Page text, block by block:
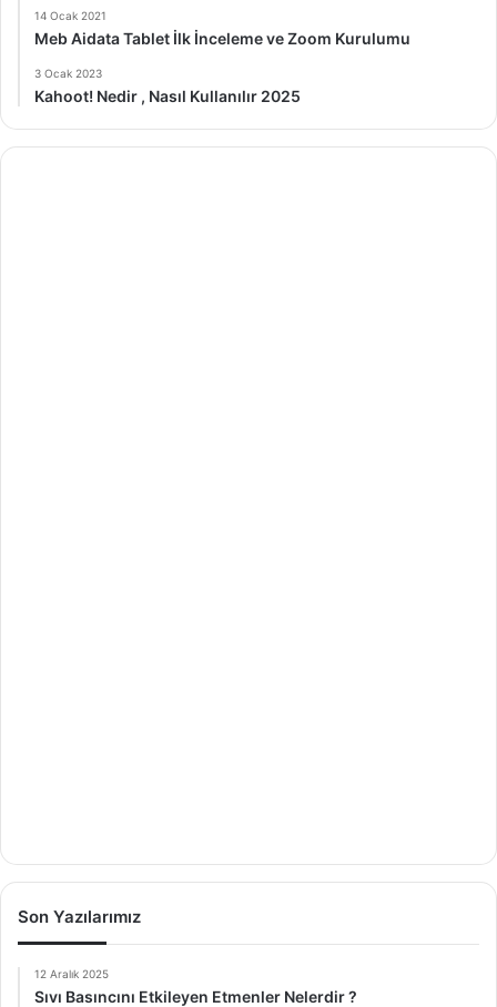
14 Ocak 2021
Meb Aidata Tablet İlk İnceleme ve Zoom Kurulumu
3 Ocak 2023
Kahoot! Nedir , Nasıl Kullanılır 2025
Son Yazılarımız
12 Aralık 2025
Sıvı Basıncını Etkileyen Etmenler Nelerdir ?